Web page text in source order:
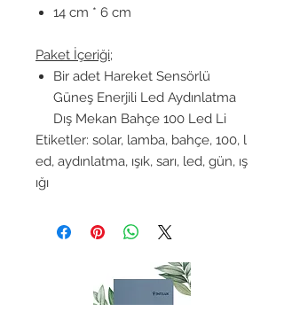
14 cm * 6 cm
Paket İçeriği;
Bir adet Hareket Sensörlü
Güneş Enerjili Led Aydınlatma
Dış Mekan Bahçe 100 Led Li
Etiketler: solar, lamba, bahçe, 100, l
ed, aydınlatma, ışık, sarı, led, gün, ış
ığı